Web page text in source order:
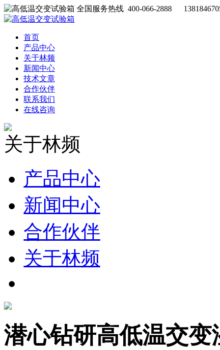
全国服务热线 400-066-2888
首页
产品中心
关于林频
新闻中心
技术文章
合作伙伴
联系我们
在线咨询
关于林频
产品中心
新闻中心
合作伙伴
关于林频
潜心钻研高低温交